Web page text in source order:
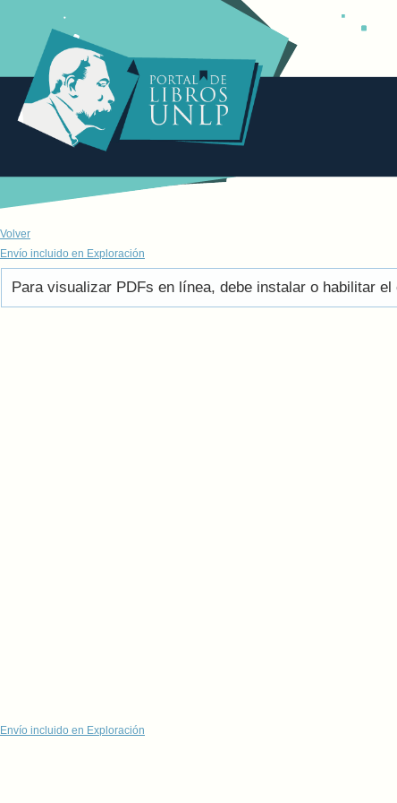
Volver
Envío incluido en Exploración
Para visualizar PDFs en línea, debe instalar o habilitar
Envío incluido en Exploración